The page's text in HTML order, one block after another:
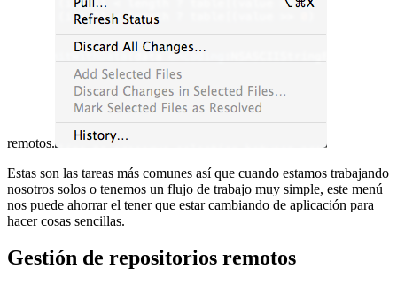
remotos.
Estas son las tareas más comunes así que cuando estamos trabajando
nosotros solos o tenemos un flujo de trabajo muy simple, este menú
nos puede ahorrar el tener que estar cambiando de aplicación para
hacer cosas sencillas.
Gestión de repositorios remotos